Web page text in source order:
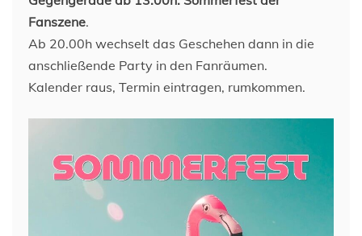
Fanszene.
Ab 20.00h wechselt das Geschehen dann in die
anschließende Party in den Fanräumen.
Kalender raus, Termin eintragen, rumkommen.